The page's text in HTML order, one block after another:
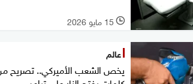
l 15 مايو 2026
عالم